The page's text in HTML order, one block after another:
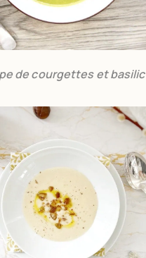
de courgettes et basilic